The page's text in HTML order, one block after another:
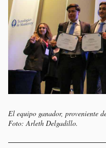
El equipo ganador, proveniente
Foto: Arleth Delgadillo.